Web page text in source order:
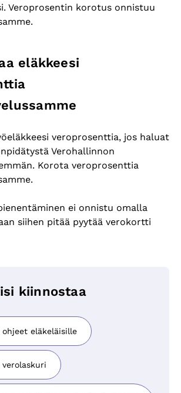
Veroprosentin korotus onnistuu
eläkkeesi
veroprosenttia, jos haluat
Verohallinnon
Korota veroprosenttia
ei onnistu omalla
siihen pitää pyytää verokortti
kiinnostaa
ohjeet eläkeläisille